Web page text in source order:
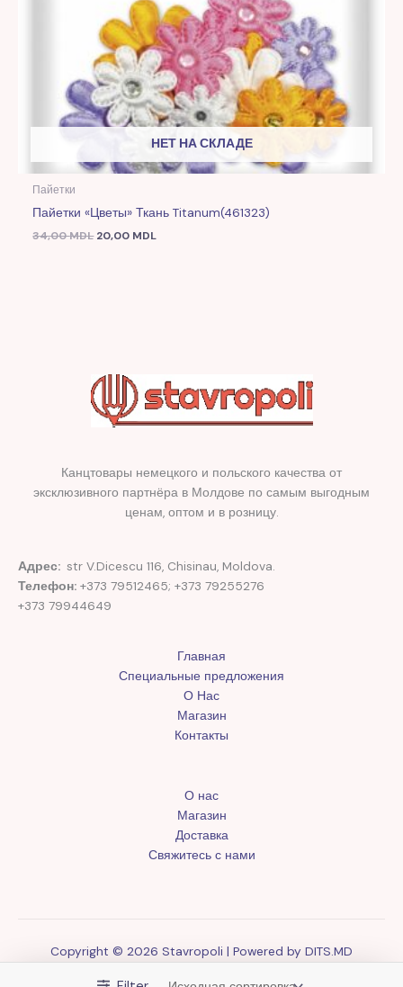
НЕТ НА СКЛАДЕ
Пайетки
Пайетки «Цветы» Ткань Titanum(461323)
34,00MDL 20,00 MDL
Канцтовары немецкого и польского качества от
эксклюзивного партнёра в Молдове по самым выгодным
ценам, оптом и в розницу.
Адрес: str V.Dicescu 116, Chisinau, Moldova.
Телефон: +373 79512465; +373 79255276
+373 79944649
Главная
Специальные предложения
О Нас
Магазин
Контакты
О нас
Магазин
Доставка
Свяжитесь с нами
Copyright © 2026 Stavropoli | Powered by DITS.MD